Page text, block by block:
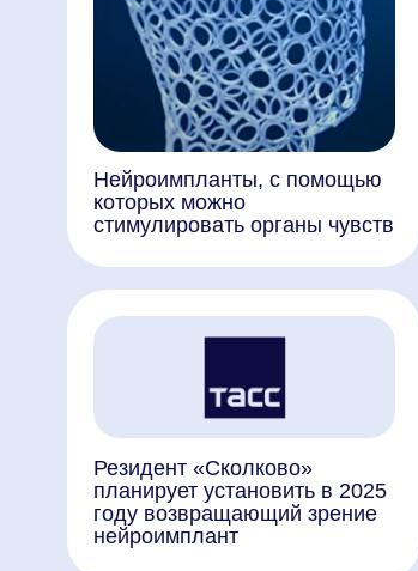
Резидент «Сколково»
планирует установить в 2025
году возвращающий зрение
нейроимплант
«СТРАНА СПОРТИВНАЯ».
СПЕЦИАЛЬНЫЙ РЕПОРТАЖ